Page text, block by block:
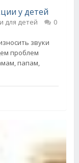
у детей
для детей 0
звуки
проблем
папам,